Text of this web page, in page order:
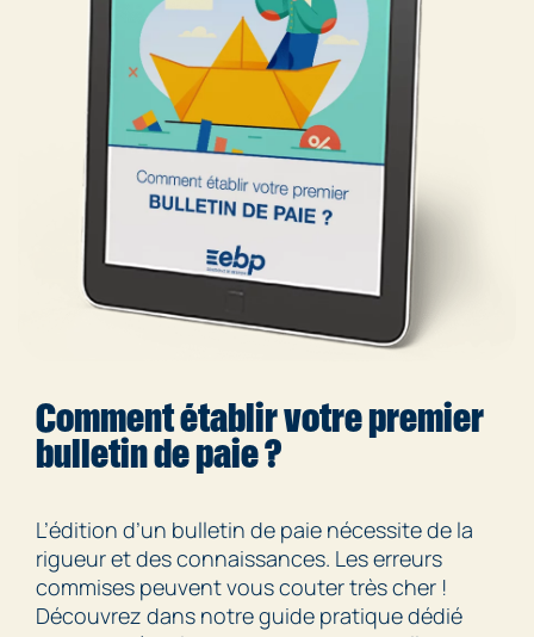
Comment établir votre premier
bulletin de paie ?
L’édition d’un bulletin de paie nécessite de la
rigueur et des connaissances. Les erreurs
commises peuvent vous couter très cher !
Découvrez dans notre guide pratique dédié